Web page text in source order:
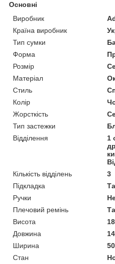
Основні
Виробник
Країна виробник
Тип сумки
Форма
Розмір
Матеріал
Стиль
Колір
Жорсткість
Тип застежки
Відділення
1
Кількість відділень
3
Підкладка
Ручки
Плечовий ремінь
Висота
Довжина
Ширина
Стан